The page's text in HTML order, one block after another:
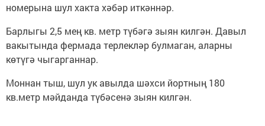
номерына шул хакта хәбәр иткәннәр.
Барлыгы 2,5 мең кв. метр түбәгә зыян килгән. Давыл
вакытында фермада терлекләр булмаган, аларны
көтүгә чыгарганнар.
Моннан тыш, шул ук авылда шәхси йортның 180
кв.метр мәйданда түбәсенә зыян килгән.